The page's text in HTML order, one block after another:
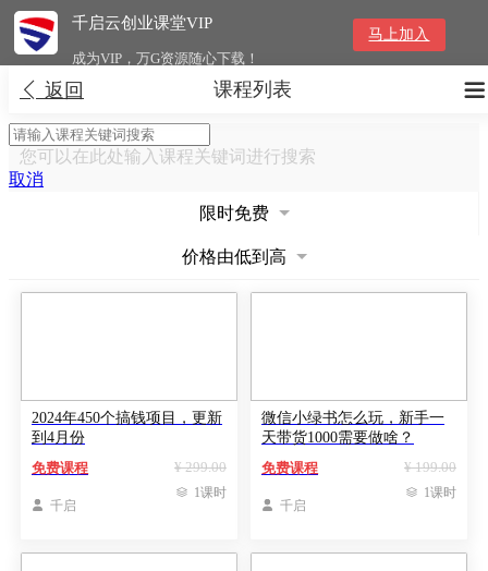
千启云创业课堂VIP
成为VIP，万G资源随心下载！
马上加入
 返回 
课程列表
您可以在此处输入课程关键词进行搜索
取消
限时免费
价格由低到高
2024年450个搞钱项目，更新
到4月份
¥ 299.00
免费课程
 千启
 1课时
微信小绿书怎么玩，新手一
天带货1000需要做啥？
¥ 199.00
免费课程
 千启
 1课时